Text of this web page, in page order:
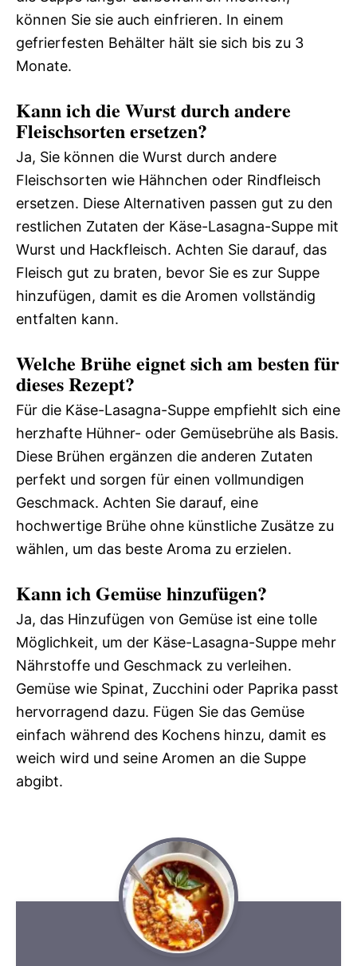
können Sie sie auch einfrieren. In einem
gefrierfesten Behälter hält sie sich bis zu 3
Monate.
Kann ich die Wurst durch andere
Fleischsorten ersetzen?
Ja, Sie können die Wurst durch andere
Fleischsorten wie Hähnchen oder Rindfleisch
ersetzen. Diese Alternativen passen gut zu den
restlichen Zutaten der Käse-Lasagna-Suppe mit
Wurst und Hackfleisch. Achten Sie darauf, das
Fleisch gut zu braten, bevor Sie es zur Suppe
hinzufügen, damit es die Aromen vollständig
entfalten kann.
Welche Brühe eignet sich am besten für
dieses Rezept?
Für die Käse-Lasagna-Suppe empfiehlt sich eine
herzhafte Hühner- oder Gemüsebrühe als Basis.
Diese Brühen ergänzen die anderen Zutaten
perfekt und sorgen für einen vollmundigen
Geschmack. Achten Sie darauf, eine
hochwertige Brühe ohne künstliche Zusätze zu
wählen, um das beste Aroma zu erzielen.
Kann ich Gemüse hinzufügen?
Ja, das Hinzufügen von Gemüse ist eine tolle
Möglichkeit, um der Käse-Lasagna-Suppe mehr
Nährstoffe und Geschmack zu verleihen.
Gemüse wie Spinat, Zucchini oder Paprika passt
hervorragend dazu. Fügen Sie das Gemüse
einfach während des Kochens hinzu, damit es
weich wird und seine Aromen an die Suppe
abgibt.